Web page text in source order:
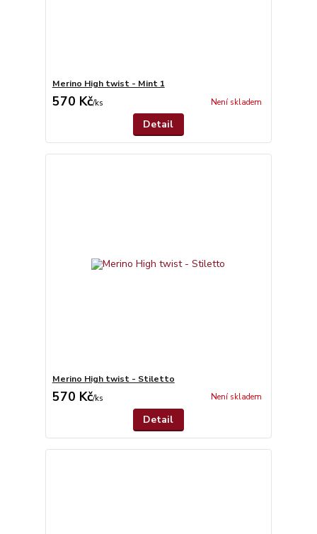
Merino High twist - Mint 1
570 Kč/ks Není skladem
Detail
Merino High twist - Stiletto
570 Kč/ks Není skladem
Detail